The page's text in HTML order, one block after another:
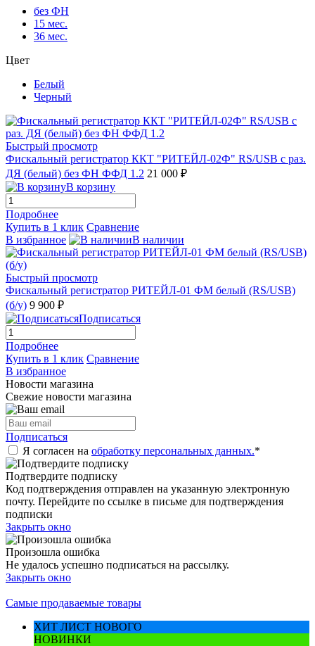
без ФН
15 мес.
36 мес.
Цвет
Белый
Черный
Быстрый просмотр
Фискальный регистратор ККТ "РИТЕЙЛ-02Ф" RS/USB с раз.
ДЯ (белый) без ФН ФФД 1.2 21 000 ₽
В корзину
Подробнее
Купить в 1 клик Сравнение
В избранное
В наличии
Быстрый просмотр
Фискальный регистратор РИТЕЙЛ-01 ФМ белый (RS/USB)
(б/у) 9 900 ₽
Подписаться
Подробнее
Купить в 1 клик Сравнение
В избранное
Новости магазина
Свежие новости магазина
Подписаться
Я согласен на обработку персональных данных.*
Подтвердите подписку
Код подтверждения отправлен на указанную электронную
почту. Перейдите по ссылке в письме для подтверждения
подписки
Закрыть окно
Произошла ошибка
Не удалось успешно подписаться на рассылку.
Закрыть окно
Самые продаваемые товары
ХИТ ЛИСТ НОВОГО
НОВИНКИ